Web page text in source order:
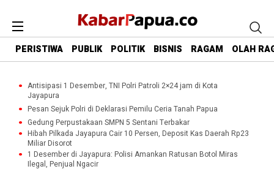
PERISTIWA PUBLIK POLITIK BISNIS RAGAM OLAH
Antisipasi 1 Desember, TNI Polri Patroli 2×24 jam di Kota
Jayapura
Pesan Sejuk Polri di Deklarasi Pemilu Ceria Tanah Papua
Gedung Perpustakaan SMPN 5 Sentani Terbakar
Hibah Pilkada Jayapura Cair 10 Persen, Deposit Kas Daerah Rp23
Miliar Disorot
1 Desember di Jayapura: Polisi Amankan Ratusan Botol Miras
Ilegal, Penjual Ngacir